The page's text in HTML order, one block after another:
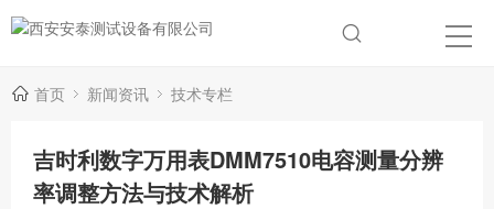
首页 新闻资讯 技术专栏
吉时利数字万用表DMM7510电容测量分辨
率调整方法与技术解析